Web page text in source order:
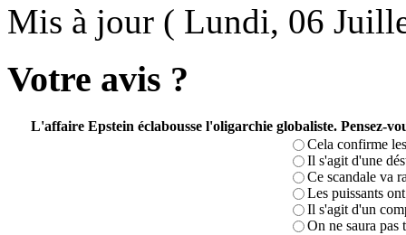
Mis à jour ( Lundi, 06
Votre avis ?
L'affaire Epstein éclabousse l'oligarchie globaliste. Pensez-
Cela confirme
Il s'agit d'une
Ce scandale va
Les puissants
Il s'agit d'un
On ne saura pas